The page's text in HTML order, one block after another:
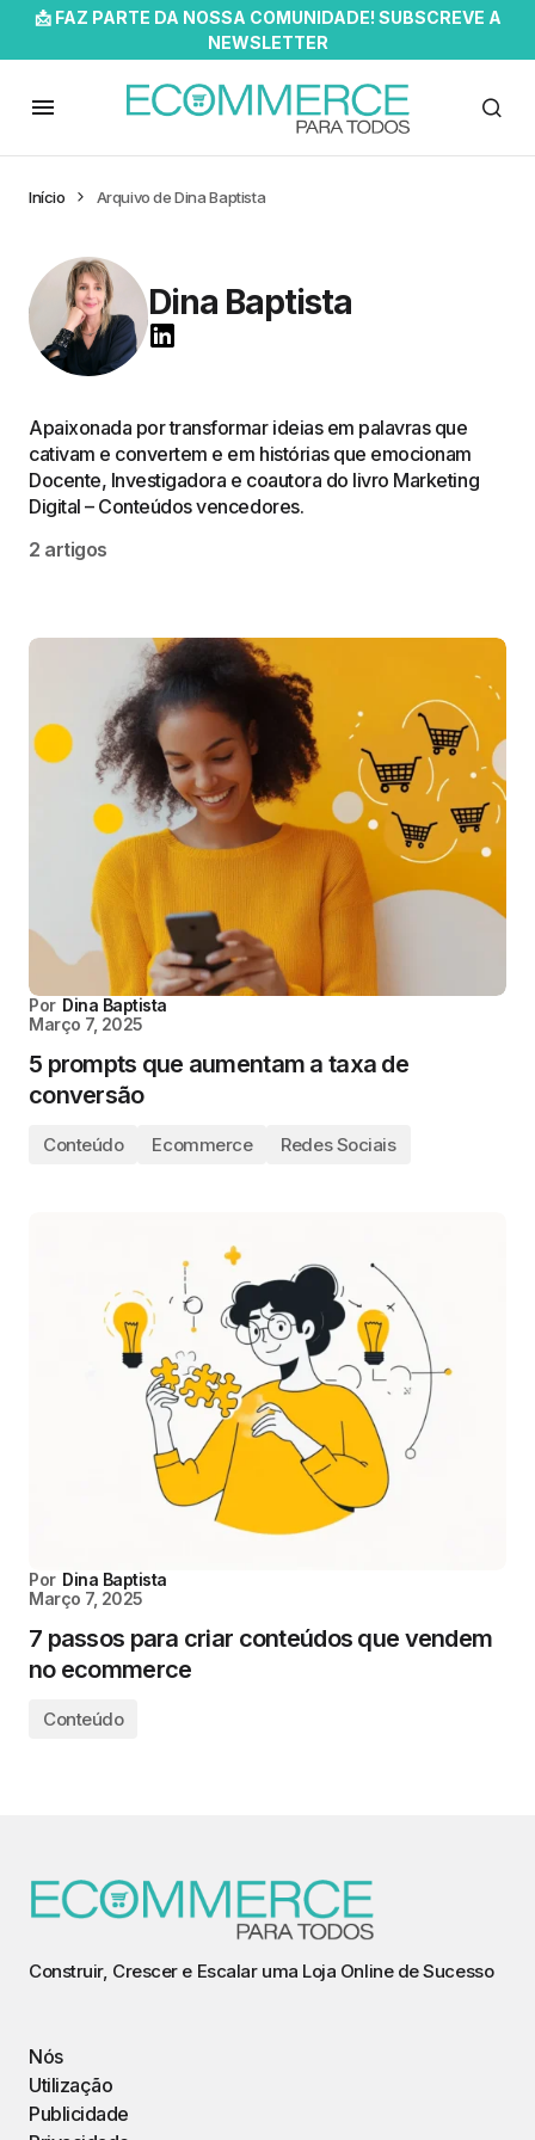
📩 FAZ PARTE DA NOSSA COMUNIDADE! SUBSCREVE A
NEWSLETTER
Início Arquivo de Dina Baptista
Dina Baptista
Apaixonada por transformar ideias em palavras que
cativam e convertem e em histórias que emocionam
Docente, Investigadora e coautora do livro Marketing
Digital – Conteúdos vencedores.
2 artigos
Por Dina Baptista
Março 7, 2025
5 prompts que aumentam a taxa de
conversão
Conteúdo Ecommerce Redes Sociais
Por Dina Baptista
Março 7, 2025
7 passos para criar conteúdos que vendem
no ecommerce
Conteúdo
Construir, Crescer e Escalar uma Loja Online de Sucesso
Nós
Utilização
Publicidade